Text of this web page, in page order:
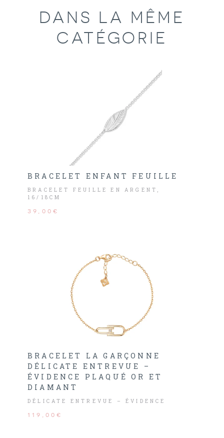
DANS LA MÊME
CATÉGORIE
BRACELET ENFANT FEUILLE
BRACELET FEUILLE EN ARGENT,
16/18CM
39,00€
BRACELET LA GARÇONNE
DÉLICATE ENTREVUE –
ÉVIDENCE PLAQUÉ OR ET
DIAMANT
DÉLICATE ENTREVUE – ÉVIDENCE
119,00€